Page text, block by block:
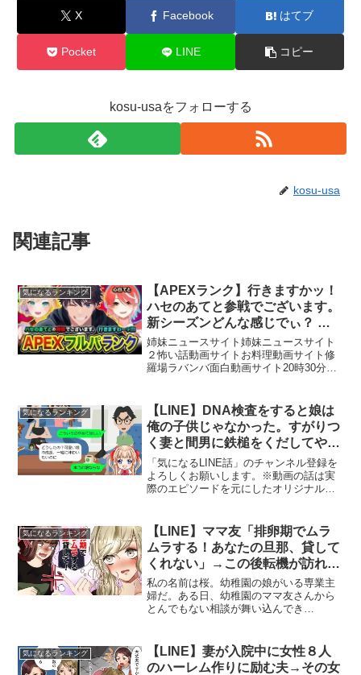
X Facebook はてブ
Pocket LINE コピー
kosu-usaをフォローする
kosu-usa
関連記事
気になるランキング
【APEXランク】行きますかッ！
ハセのあてと参戦でございます。
新シーズンどんな感じでぃ？ 胡
桃のあ, 心白てと【ハセシン】
Apex Legends
姉妹ニュースサイト姉妹ニュースサイト
２怖い話動画サイトお料理動画サイト修
羅場ラバンバ面白動画サイト20時30分か
【X】【今回のメンバー】・ハセシン・胡
桃のあ・心白てとコ...
気になるランキング
【LINE】DNA検査をすると娘は
俺の子供じゃなかった。すがりつ
く妻と間男に鉄槌をくだしてやっ
た
「気になるLINE話」のチャンネル登録を
よろしくお願いします。※動画の話は実
際のエピソードを元にしたオリジナルス
物などとは関係ありません。※許可のな
い２次利用及び転載な...
気になるランキング
【LINE】ママ友「排卵期でムラ
ムラする！あなたの旦那、貸して
くれない」→この後転機が訪れて
ww
私の名前は桜。幼稚園の娘がいる専業主
婦だ。ある日、幼稚園のママ友さんから
とんでもない相談が舞い込んでき
動画は、実際のエピソードを元にしたオ
リジナルストーリーをアニメ...
気になるランキング
【LINE】妻が入院中に女性８人
のハーレム作りに励む夫→その女